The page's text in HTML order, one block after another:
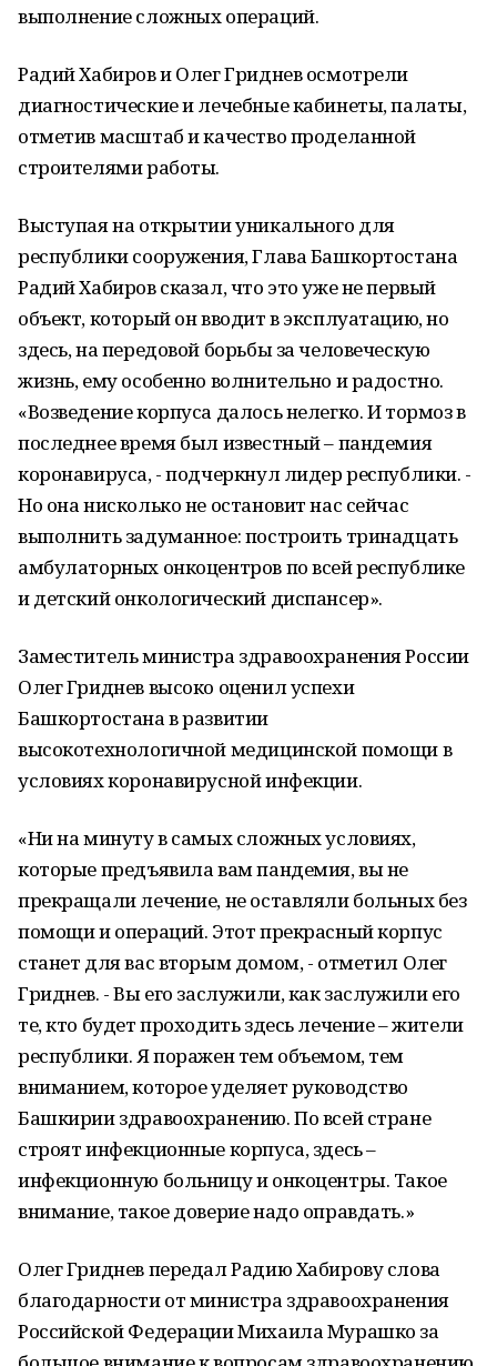
выполнение сложных операций.
Радий Хабиров и Олег Гриднев осмотрели
диагностические и лечебные кабинеты, палаты,
отметив масштаб и качество проделанной
строителями работы.
Выступая на открытии уникального для
республики сооружения, Глава Башкортостана
Радий Хабиров сказал, что это уже не первый
объект, который он вводит в эксплуатацию, но
здесь, на передовой борьбы за человеческую
жизнь, ему особенно волнительно и радостно.
«Возведение корпуса далось нелегко. И тормоз в
последнее время был известный – пандемия
коронавируса, - подчеркнул лидер республики. -
Но она нисколько не остановит нас сейчас
выполнить задуманное: построить тринадцать
амбулаторных онкоцентров по всей республике
и детский онкологический диспансер».
Заместитель министра здравоохранения России
Олег Гриднев высоко оценил успехи
Башкортостана в развитии
высокотехнологичной медицинской помощи в
условиях коронавирусной инфекции.
«Ни на минуту в самых сложных условиях,
которые предъявила вам пандемия, вы не
прекращали лечение, не оставляли больных без
помощи и операций. Этот прекрасный корпус
станет для вас вторым домом, - отметил Олег
Гриднев. - Вы его заслужили, как заслужили его
те, кто будет проходить здесь лечение – жители
республики. Я поражен тем объемом, тем
вниманием, которое уделяет руководство
Башкирии здравоохранению. По всей стране
строят инфекционные корпуса, здесь –
инфекционную больницу и онкоцентры. Такое
внимание, такое доверие надо оправдать.»
Олег Гриднев передал Радию Хабирову слова
благодарности от министра здравоохранения
Российской Федерации Михаила Мурашко за